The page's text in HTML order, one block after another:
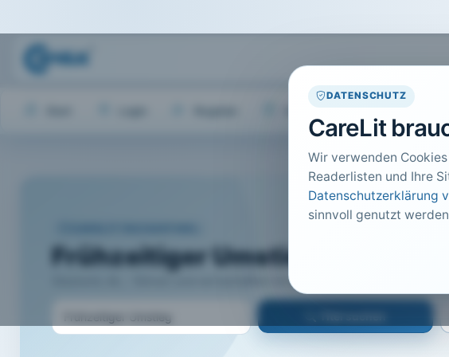
DATENSCHUTZ
CareLit
Wir verwenden
Readerlisten und Ihre
Datenschutzerklärung
sinnvoll genutzt
Frühzeitiger Umstieg
Sleziomt, M.; · führen und wirtschaften im Krankenhaus, Melsungen ·